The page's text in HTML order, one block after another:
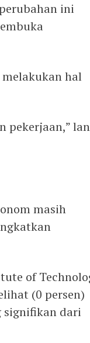
ini
melakukan hal
pekerjaan,”
masih
of
(0 persen)
signifikan dari